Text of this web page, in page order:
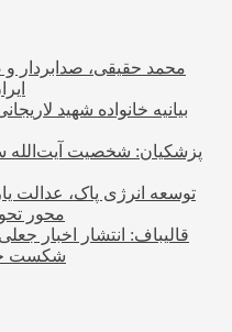
محمد حقیقی، صدابردار
بیانیه خانواده شهید
پزشکیان: شخصیت آیت‌الله
توسعه انرژی پاک، عدالت
محور
قالیباف: انتشار اخبار
شکست